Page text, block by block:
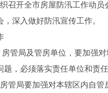
召开全市房屋防汛工作动
深入做好防汛宣传工作。
管局及管房单位，要加强
，必须落实责任单位和责任
管局要加强对本辖区内自